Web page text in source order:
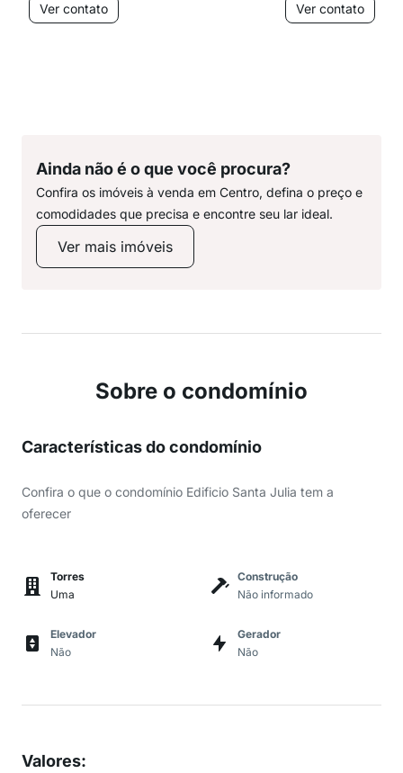
Ver contato
Ver contato
Ainda não é o que você procura?
Confira os imóveis à venda em Centro, defina o preço e
comodidades que precisa e encontre seu lar ideal.
Ver mais imóveis
Sobre o condomínio
Características do condomínio
Confira o que o condomínio Edificio Santa Julia tem a
oferecer
Torres
Uma
Construção
Não informado
Elevador
Não
Gerador
Não
Valores: